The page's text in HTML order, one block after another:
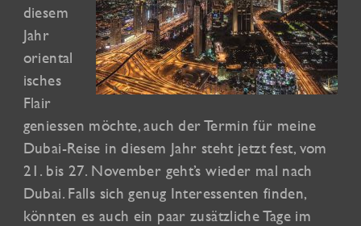
diesem
Jahr
oriental
isches
Flair
geniessen möchte, auch der Termin für meine
Dubai-Reise in diesem Jahr steht jetzt fest, vom
21. bis 27. November geht’s wieder mal nach
Dubai. Falls sich genug Interessenten finden,
könnten es auch ein paar zusätzliche Tage im